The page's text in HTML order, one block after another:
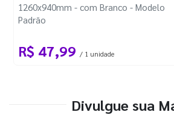
1260x940mm - com Branco - Modelo
Padrão
R$ 47,99 / 1 unidade
Divulgue sua